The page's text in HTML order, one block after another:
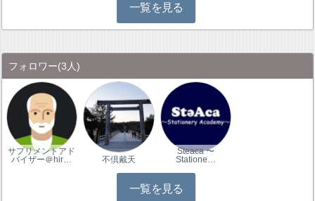
一覧を見る
フォロワー(3人)
サプリメントアド
バイザー＠hir…
不倶戴天
Steaca 〜
Statione…
一覧を見る